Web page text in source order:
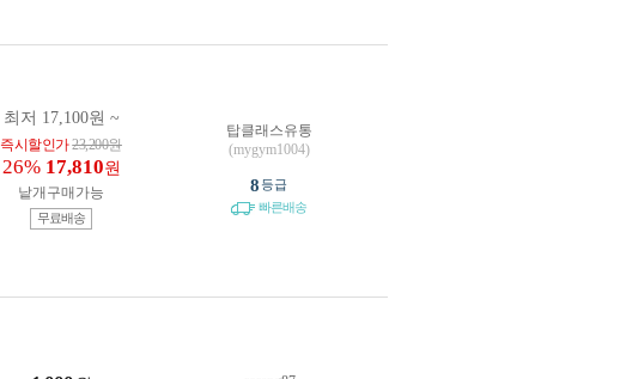
최저 17,100원 ~
즉시할인가23,200원
26% 17,810원
낱개구매가능
무료배송
탑클래스유통
(mygym1004)
8등급
빠른배송